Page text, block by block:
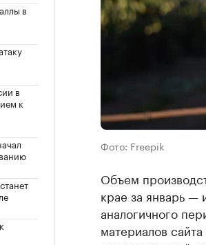
в
в
к
Фото: Freepik
Объем
крае за январь —
аналогичного
материалов